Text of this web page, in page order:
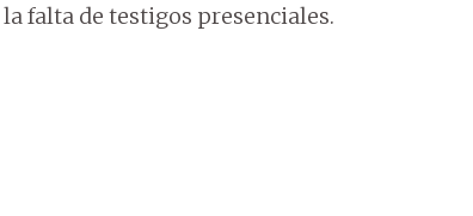
falta de testigos presenciales.